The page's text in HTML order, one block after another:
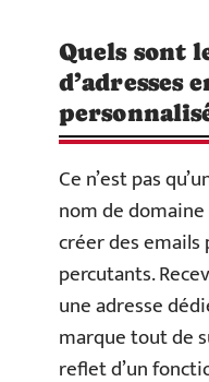
Quels sont
d’adresses
Ce n’est pas
nom de
créer des
percutants.
une adresse
marque tout de
reflet d’un